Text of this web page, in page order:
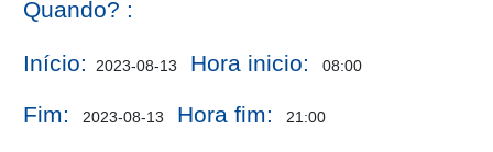
Quando? :
Início: 2023-08-13 Hora inicio: 08:00
Fim: 2023-08-13 Hora fim: 21:00